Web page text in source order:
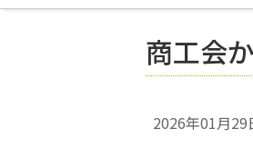
商工会
2026年01月29